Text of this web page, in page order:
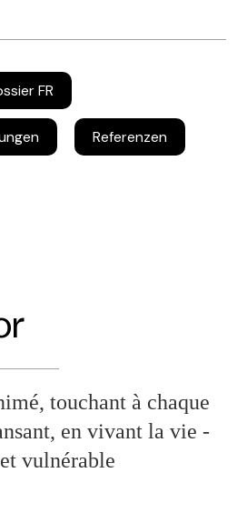
FR
Referenzen
touchant à chaque
en vivant la vie -
vulnérable